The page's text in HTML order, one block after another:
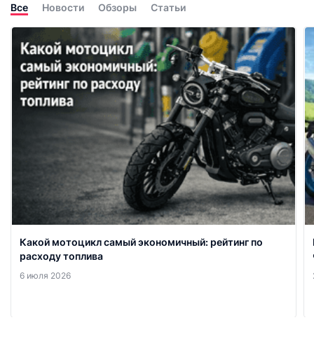
Все Новости Обзоры Статьи
Какой мотоцикл самый экономичный: рейтинг по
расходу топлива
6 июля 2026